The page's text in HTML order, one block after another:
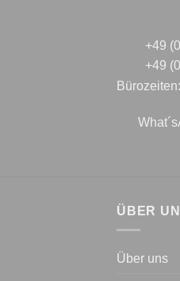
+49
+49
ÜBER
Über uns